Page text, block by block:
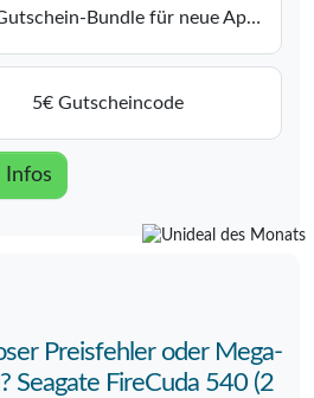
100€ Gutschein-Bundle für neue App-Benutzer
5€ Gutscheincode
Infos
Preisfehler oder Mega-
Seagate FireCuda 540 (2